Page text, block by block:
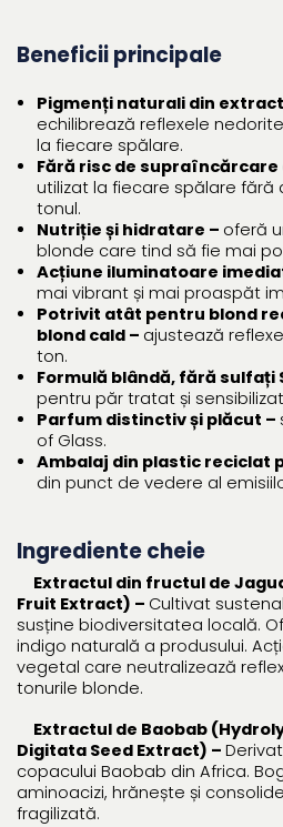
Beneficii principale
Pigmenți naturali din
echilibrează reflexele
la fiecare spălare.
Fără risc de
utilizat la fiecare spălare
tonul.
Nutriție și hidratare – oferă
blonde care tind să fie mai
Acțiune iluminatoare
mai vibrant și mai proaspăt
Potrivit atât pentru blond
blond cald – ajustează
ton.
Formulă blândă, fără sulfați
pentru păr tratat și
Parfum distinctiv și plăcut –
of Glass.
Ambalaj din plastic reciclat
din punct de vedere al
Ingrediente cheie
Extractul din fructul de
Fruit Extract) – Cultivat
susține biodiversitatea locală.
indigo naturală a produsului.
vegetal care neutralizează
tonurile blonde.
Extractul de Baobab
Digitata Seed Extract) –
copacului Baobab din Africa.
aminoacizi, hrănește și
fragilizată.